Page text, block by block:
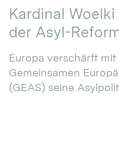
Kardinal
der Asyl-
Europa verschärft
Gemeinsamen
(GEAS) seine